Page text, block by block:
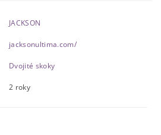
JACKSON
jacksonultima.com/
Dvojité skoky
2 roky